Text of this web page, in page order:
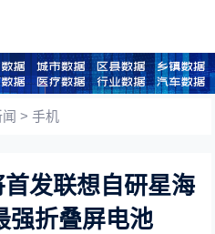
>手机
发联想自研星海
强折叠屏电池